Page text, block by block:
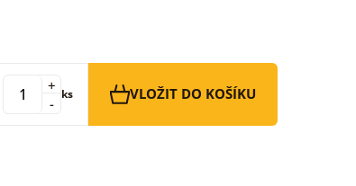
-
+ ks VLOŽIT DO KOŠÍKU